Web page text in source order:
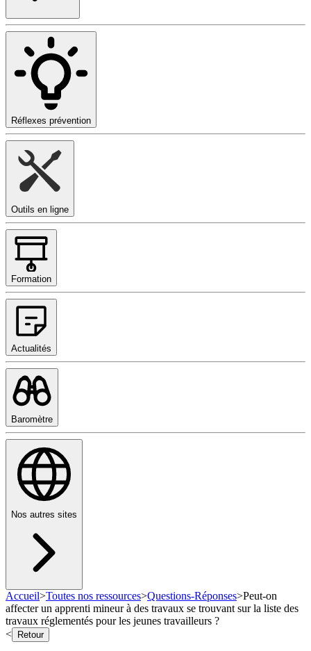
Réflexes prévention
Outils en ligne
Formation
Actualités
Baromètre
Nos autres sites
Accueil>Toutes nos ressources>Questions-Réponses>Peut-on
affecter un apprenti mineur à des travaux se trouvant sur la liste des
travaux réglementés pour les jeunes travailleurs ?
<
Retour